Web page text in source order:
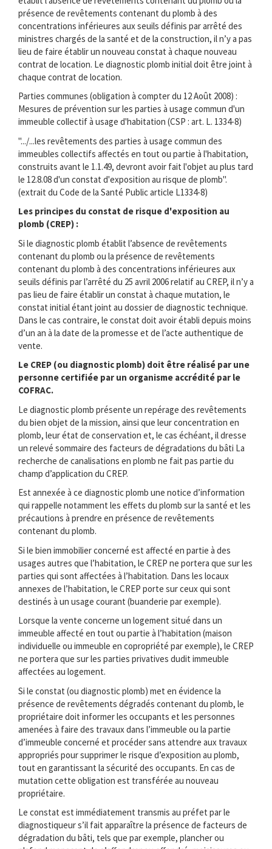
présence de revêtements contenant du plomb à des
concentrations inférieures aux seuils définis par arrêté des
ministres chargés de la santé et de la construction, il n’y a pas
lieu de faire établir un nouveau constat à chaque nouveau
contrat de location. Le diagnostic plomb initial doit être joint à
chaque contrat de location.
Parties communes (obligation à compter du 12 Août 2008) :
Mesures de prévention sur les parties à usage commun d'un
immeuble collectif à usage d'habitation (CSP : art. L. 1334-8)
".../...les revêtements des parties à usage commun des
immeubles collectifs affectés en tout ou partie à l'habitation,
construits avant le 1.1.49, devront avoir fait l'objet au plus tard
le 12.8.08 d'un constat d'exposition au risque de plomb".
(extrait du Code de la Santé Public article L1334-8)
Les principes du constat de risque d'exposition au
plomb (CREP) :
Si le diagnostic plomb établit l’absence de revêtements
contenant du plomb ou la présence de revêtements
contenant du plomb à des concentrations inférieures aux
seuils définis par l’arrêté du 25 avril 2006 relatif au CREP, il n’y a
pas lieu de faire établir un constat à chaque mutation, le
constat initial étant joint au dossier de diagnostic technique.
Dans le cas contraire, le constat doit avoir établi depuis moins
d’un an à la date de la promesse et de l’acte authentique de
vente.
Le CREP (ou diagnostic plomb) doit être réalisé par une
personne certifiée par un organisme accrédité par le
COFRAC.
Le diagnostic plomb présente un repérage des revêtements
du bien objet de la mission, ainsi que leur concentration en
plomb, leur état de conservation et, le cas échéant, il dresse
un relevé sommaire des facteurs de dégradations du bâti La
recherche de canalisations en plomb ne fait pas partie du
champ d’application du CREP.
Est annexée à ce diagnostic plomb une notice d’information
qui rappelle notamment les effets du plomb sur la santé et les
précautions à prendre en présence de revêtements
contenant du plomb.
Si le bien immobilier concerné est affecté en partie à des
usages autres que l’habitation, le CREP ne portera que sur les
parties qui sont affectées à l’habitation. Dans les locaux
annexes de l’habitation, le CREP porte sur ceux qui sont
destinés à un usage courant (buanderie par exemple).
Lorsque la vente concerne un logement situé dans un
immeuble affecté en tout ou partie à l’habitation (maison
individuelle ou immeuble en copropriété par exemple), le CREP
ne portera que sur les parties privatives dudit immeuble
affectées au logement.
Si le constat (ou diagnostic plomb) met en évidence la
présence de revêtements dégradés contenant du plomb, le
propriétaire doit informer les occupants et les personnes
amenées à faire des travaux dans l’immeuble ou la partie
d’immeuble concerné et procéder sans attendre aux travaux
appropriés pour supprimer le risque d’exposition au plomb,
tout en garantissant la sécurité des occupants. En cas de
mutation cette obligation est transférée au nouveau
propriétaire.
Le constat est immédiatement transmis au préfet par le
diagnostiqueur s’il fait apparaître la présence de facteurs de
dégradation du bâti, tels que par exemple, plancher ou